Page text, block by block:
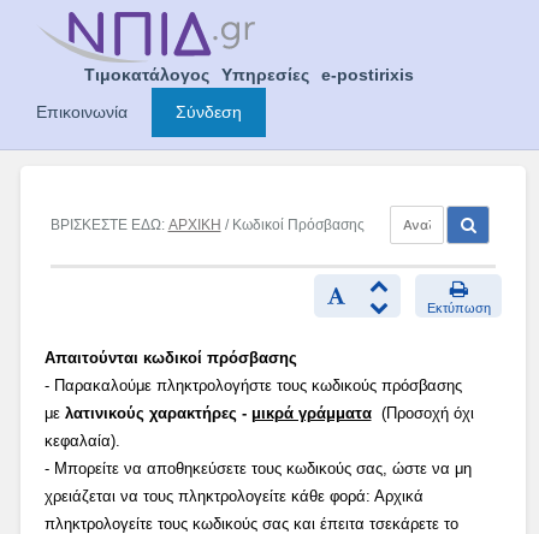
Τιμοκατάλογος Υπηρεσίες
e-postirixis
Επικοινωνία
Σύνδεση
ΒΡΙΣΚΕΣΤΕ ΕΔΩ: ΑΡΧΙΚΗ / Κωδικοί Πρόσβασης
Εκτύπωση
Απαιτούνται κωδικοί πρόσβασης
- Παρακαλούμε πληκτρολογήστε τους κωδικούς πρόσβασης
με λατινικούς χαρακτήρες - μικρά γράμματα(Προσοχή όχι
κεφαλαία).
- Μπορείτε να αποθηκεύσετε τους κωδικούς σας, ώστε να μη
χρειάζεται να τους πληκτρολογείτε κάθε φορά: Αρχικά
πληκτρολογείτε τους κωδικούς σας και έπειτα τσεκάρετε το